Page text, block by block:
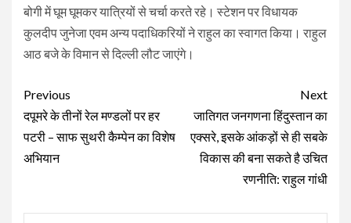
बोगी में घूम घूमकर यात्रियों से चर्चा करते रहे। स्टेशन पर विधायक
कुलदीप जुनेजा एवम अन्य पदाधिकरियों ने राहुल का स्वागत किया। राहुल
आठ बजे के विमान से दिल्ली लौट जाएंगे।
Continue
Reading
Previous
दपूमरे के तीनों रेल मण्डलों पर हर
पटरी – साफ सुथरी कैम्पेन का विशेष
अभियान
Next
जातिगत जनगणना हिंदुस्तान का
एक्सरे, इसके आंकड़ों से ही सबके
विकास की बना सकते है उचित
रणनीति: राहुल गांधी